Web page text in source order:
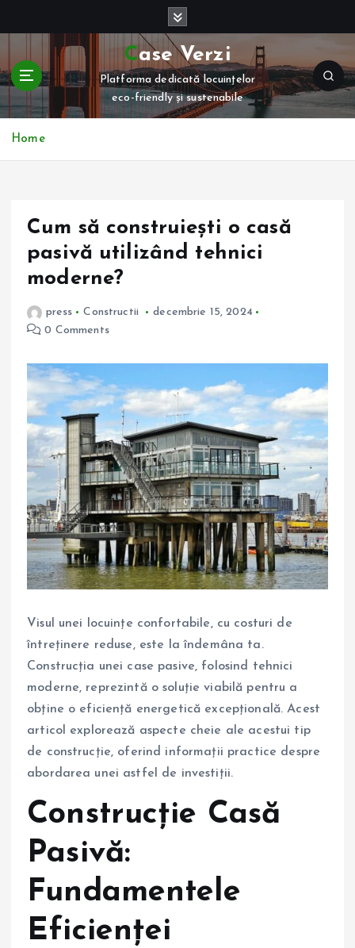
t
c
Case Verzi
Platforma dedicată locuințelor
eco-friendly și sustenabile
Home
Cum să construiești o casă
pasivă utilizând tehnici
moderne?
press Constructii
decembrie 15, 2024
0 Comments
Visul unei locuințe confortabile, cu costuri de
întreținere reduse, este la îndemâna ta.
Construcția unei case pasive, folosind tehnici
moderne, reprezintă o soluție viabilă pentru a
obține o eficiență energetică excepțională. Acest
articol explorează aspecte cheie ale acestui tip
de construcție, oferind informații practice despre
abordarea unei astfel de investiții.
Construcție Casă
Pasivă:
Fundamentele
Eficienței